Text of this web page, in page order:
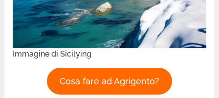
Immagine di Sicilying
Cosa fare ad Agrigento?